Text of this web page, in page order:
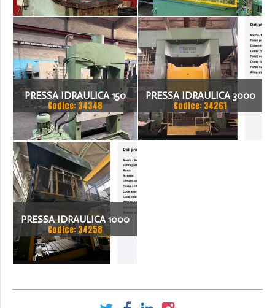
200
PRESSA IDRAULICA 150
TON
Codice: 34348
PRESSA IDRAULICA 3000
TON - TIAN DUAN YTC34-
3000
Codice: 34261
PRESSA IDRAULICA 1000
TON - DEES HD-1000
Codice: 34258